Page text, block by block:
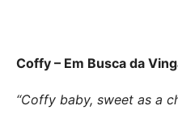
Coffy – Em Busca da
“Coffy baby, sweet as a